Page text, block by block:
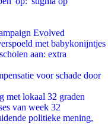
Evolved
met babykonijntjes
aan: extra
voor schade door
met lokaal 32 graden
van week 32
politieke mening,